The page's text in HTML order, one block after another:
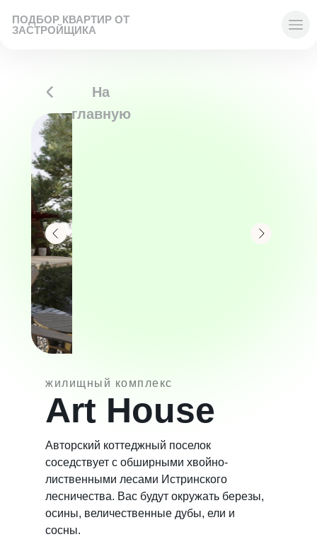
ПОДБОР КВАРТИР ОТ
ЗАСТРОЙЩИКА
На
главную
Авторский коттеджный поселок
соседствует с обширными хвойно-
лиственными лесами Истринского
лесничества. Вас будут окружать березы,
осины, величественные дубы, ели и
сосны.
жилищный комплекс
Art House